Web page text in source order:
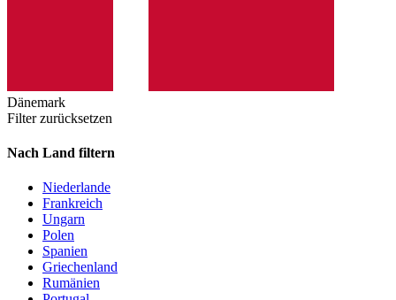
Dänemark
Filter zurücksetzen
Nach Land filtern
Niederlande
Frankreich
Ungarn
Polen
Spanien
Griechenland
Rumänien